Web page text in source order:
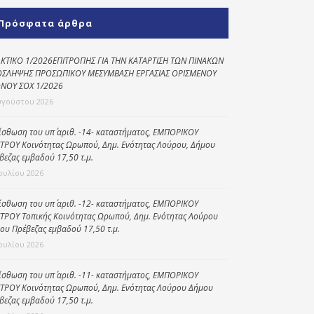
Κοινωνικό
παντοπωλείο
Kοινωνικό
φαρμακείο
Πρόγραμμα
Κέντρο Ημερήσιας
Φροντίδας
Ηλικιωμένων
(Κ.Η.Φ.Η.) Πρέβεζας
άρθρα
1/2026ΕΠΙΤΡΟΠΗΣ ΓΙΑ ΤΗΝ ΚΑΤΑΡΤΙΣΗ ΤΩΝ ΠΙΝΑΚΩΝ
ΠΡΟΣΩΠΙΚΟΥ ΜΕΣΥΜΒΑΣΗ ΕΡΓΑΣΙΑΣ ΟΡΙΣΜΕΝΟΥ
ΣΟΧ 1/2026
2026
του υπ΄ αριθ. -14- καταστήματος, ΕΜΠΟΡΙΚΟΥ
Κοινότητας Ωρωπού, Δημ. Ενότητας Λούρου, Δήμου
εμβαδού 17,50 τ.μ.
2026
του υπ΄ αριθ. -12- καταστήματος, ΕΜΠΟΡΙΚΟΥ
Τοπικής Κοινότητας Ωρωπού, Δημ. Ενότητας Λούρου
Πρέβεζας εμβαδού 17,50 τ.μ.
2026
του υπ΄ αριθ. -11- καταστήματος, ΕΜΠΟΡΙΚΟΥ
Κοινότητας Ωρωπού, Δημ. Ενότητας Λούρου Δήμου
εμβαδού 17,50 τ.μ.